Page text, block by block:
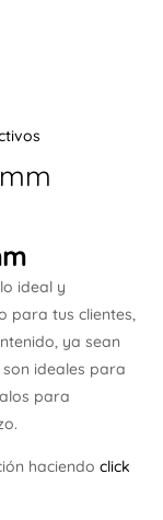
ideal y
para tus clientes,
ya sean
ideales para
para
haciendo click